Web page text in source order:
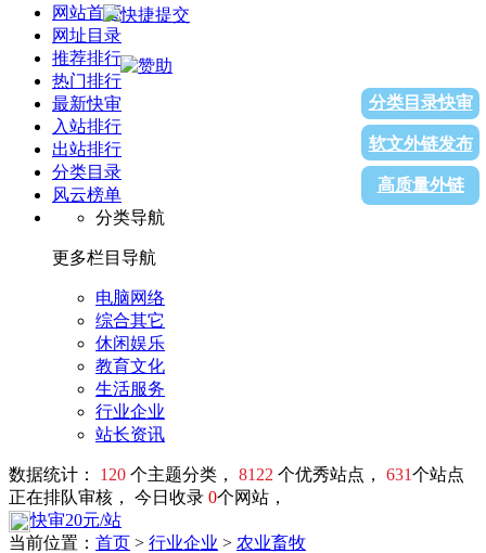
网站首页
网址目录
推荐排行
热门排行
最新快审
入站排行
出站排行
分类目录
风云榜单
分类导航
更多栏目导航
电脑网络
综合其它
休闲娱乐
教育文化
生活服务
行业企业
站长资讯
数据统计： 120 个主题分类， 8122 个优秀站点， 631个站点
正在排队审核， 今日收录 0个网站，
快审20元/站
分类目录快审
软文外链发布
高质量外链
当前位置： 首页 > 行业企业 > 农业畜牧